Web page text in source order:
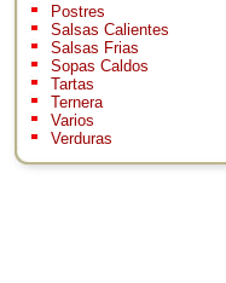
Postres
Salsas Calientes
Salsas Frias
Sopas Caldos
Tartas
Ternera
Varios
Verduras